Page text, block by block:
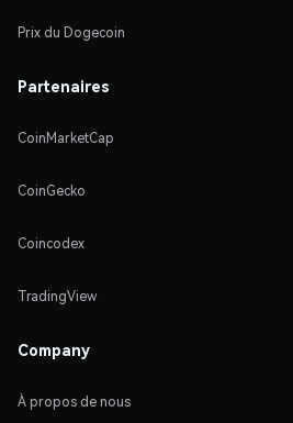
Prix du Dogecoin
Partenaires
CoinMarketCap
CoinGecko
Coincodex
TradingView
Company
À propos de nous